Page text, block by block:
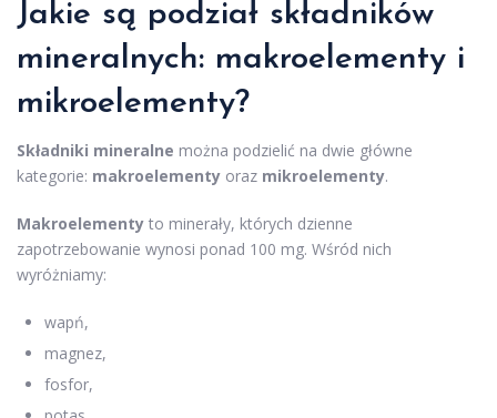
Jakie są podział składników
mineralnych: makroelementy i
mikroelementy?
Składniki mineralne można podzielić na dwie główne
kategorie: makroelementy oraz mikroelementy.
Makroelementy to minerały, których dzienne
zapotrzebowanie wynosi ponad 100 mg. Wśród nich
wyróżniamy:
wapń,
magnez,
fosfor,